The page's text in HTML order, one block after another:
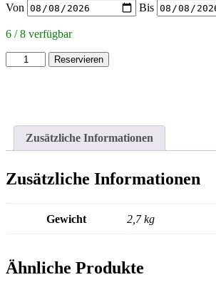
Von Bis
6 / 8 verfügbar
K&M
Distanzstange
Reservieren
Zusätzliche Informationen
Zusätzliche Informationen
Gewicht 2,7 kg
Ähnliche Produkte